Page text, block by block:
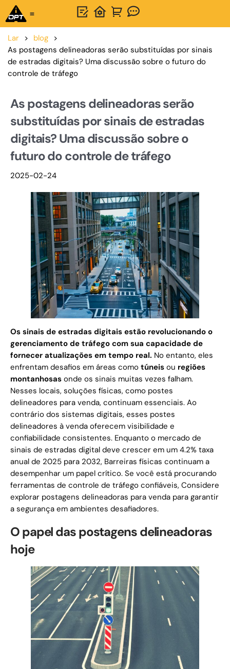
Lar > blog >
As postagens delineadoras serão substituídas por sinais
de estradas digitais? Uma discussão sobre o futuro do
controle de tráfego
As postagens delineadoras serão
substituídas por sinais de estradas
digitais? Uma discussão sobre o
futuro do controle de tráfego
2025-02-24
Os sinais de estradas digitais estão revolucionando o
gerenciamento de tráfego com sua capacidade de
fornecer atualizações em tempo real. No entanto, eles
enfrentam desafios em áreas como túneis ou regiões
montanhosas onde os sinais muitas vezes falham.
Nesses locais, soluções físicas, como postes
delineadores para venda, continuam essenciais. Ao
contrário dos sistemas digitais, esses postes
delineadores à venda oferecem visibilidade e
confiabilidade consistentes. Enquanto o mercado de
sinais de estradas digital deve crescer em um 4.2% taxa
anual de 2025 para 2032, Barreiras físicas continuam a
desempenhar um papel crítico. Se você está procurando
ferramentas de controle de tráfego confiáveis, Considere
explorar postagens delineadoras para venda para garantir
a segurança em ambientes desafiadores.
O papel das postagens delineadoras
hoje